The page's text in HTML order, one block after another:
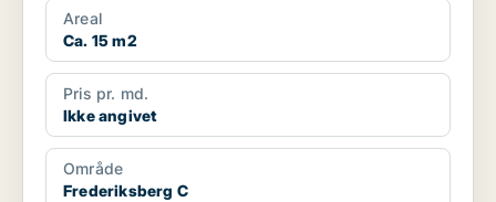
Areal
Ca. 15 m2
Pris pr. md.
Ikke angivet
Område
Frederiksberg C